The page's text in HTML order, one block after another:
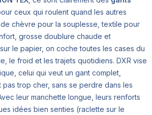
ceux qui roulent quand les autres
chèvre pour la souplesse, textile pour
grosse doublure chaude et
le papier, on coche toutes les cases du
le froid et les trajets quotidiens. DXR vise
celui qui veut un gant complet,
trop cher, sans se perdre dans les
leur manchette longue, leurs renforts
idées bien senties (raclette sur le